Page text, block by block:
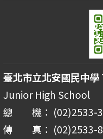
臺北市立北安國民中學
Junior High School
總 機： (02)2533-
傳 真： (02)2533-